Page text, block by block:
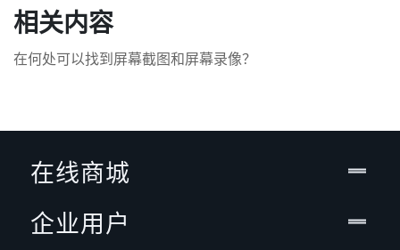
相关内容
在何处可以找到屏幕截图和屏幕录像？
在线商城
企业用户